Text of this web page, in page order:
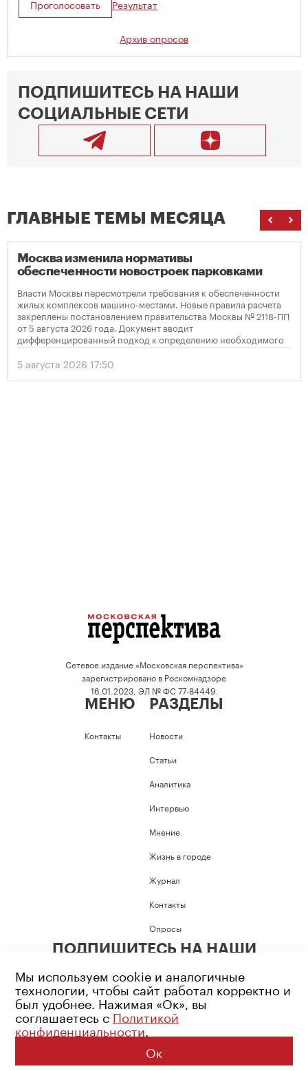
Проголосовать Результат
Архив опросов
ПОДПИШИТЕСЬ НА НАШИ
СОЦИАЛЬНЫЕ СЕТИ
ГЛАВНЫЕ ТЕМЫ МЕСЯЦА
Москва изменила нормативы
обеспеченности новостроек парковками
Власти Москвы пересмотрели требования к обеспеченности
жилых комплексов машино-местами. Новые правила расчета
закреплены постановлением правительства Москвы № 2118-ПП
от 5 августа 2026 года. Документ вводит
дифференцированный подход к определению необходимого
количества парковок в зависимости от площади квартир и
устанавливает переходный период для уже согласованных
проектов.
5 августа 2026 17:50
Сетевое издание «Московская перспектива»
зарегистрировано в Роскомнадзоре
16.01.2023, ЭЛ № ФС 77-84449.
МЕНЮ
Контакты
РАЗДЕЛЫ
Новости
Статьи
Аналитика
Интервью
Мнение
Жизнь в городе
Журнал
Контакты
Опросы
ПОДПИШИТЕСЬ НА НАШИ
Возрастное ограничение: 16+
Политика конфиденциальности
© 2026 Все права защищены
Мы используем cookie и аналогичные
технологии, чтобы сайт работал корректно и
был удобнее. Нажимая «Ок», вы
соглашаетесь с Политикой
конфиденциальности.
Ок